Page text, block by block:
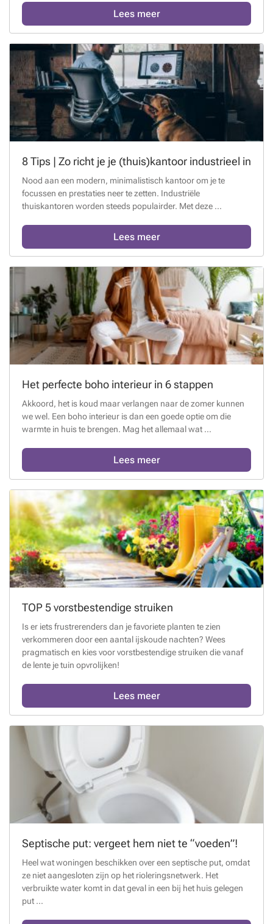
Lees meer
8 Tips | Zo richt je je (thuis)kantoor industrieel in
Nood aan een modern, minimalistisch kantoor om je te
focussen en prestaties neer te zetten. Industriële
thuiskantoren worden steeds populairder. Met deze ...
Lees meer
Het perfecte boho interieur in 6 stappen
Akkoord, het is koud maar verlangen naar de zomer kunnen
we wel. Een boho interieur is dan een goede optie om die
warmte in huis te brengen. Mag het allemaal wat ...
Lees meer
TOP 5 vorstbestendige struiken
Is er iets frustrerenders dan je favoriete planten te zien
verkommeren door een aantal ijskoude nachten? Wees
pragmatisch en kies voor vorstbestendige struiken die vanaf
de lente je tuin opvrolijken!
Lees meer
Septische put: vergeet hem niet te “voeden”!
Heel wat woningen beschikken over een septische put, omdat
ze niet aangesloten zijn op het rioleringsnetwerk. Het
verbruikte water komt in dat geval in een bij het huis gelegen
put ...